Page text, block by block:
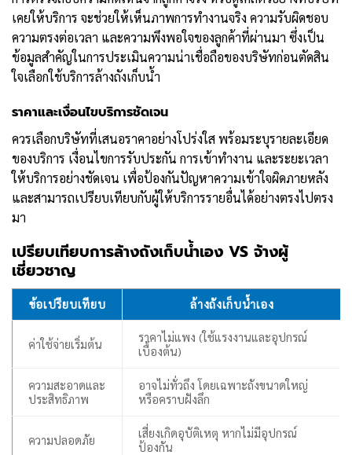
เคยให้บริการ จะช่วยให้เห็นภาพการทำงานจริง ความรับผิดชอบ
ความตรงต่อเวลา และความพึงพอใจของลูกค้าที่ผ่านมา ซึ่งเป็น
ข้อมูลสำคัญในการประเมินความน่าเชื่อถือของบริษัทก่อนตัดสิน
ใจเลือกใช้บริการล้างถังเก็บน้ำ
ราคาและเงื่อนไขบริการชัดเจน
ควรเลือกบริษัทที่เสนอราคาอย่างโปร่งใส พร้อมระบุรายละเอียด
ของบริการ เงื่อนไขการรับประกัน การเข้าทำงาน และระยะเวลา
ให้บริการอย่างชัดเจน เพื่อป้องกันปัญหาความเข้าใจผิดภายหลัง
และสามารถเปรียบเทียบกับผู้ให้บริการรายอื่นได้อย่างตรงไปตรง
มา
เปรียบเทียบการล้างถังเก็บน้ำเอง VS จ้างผู้
เชี่ยวชาญ
ข้อเปรียบเทียบ ล้างถังเก็บน้ำเอง
ค่าใช้จ่ายเริ่มต้น
ราคาไม่แพง (ใช้แรงงานและอุปกรณ์
เบื้องต้น)
ความสะอาดและ
ประสิทธิภาพ
อาจไม่ทั่วถึง โดยเฉพาะถังขนาดใหญ่
หรือคราบฝังลึก
ความปลอดภัย
เสี่ยงเกิดอุบัติเหตุ หากไม่มีอุปกรณ์
ป้องกัน